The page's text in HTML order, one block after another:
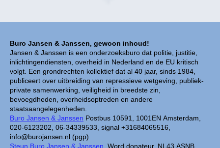
Buro Jansen & Janssen, gewoon inhoud!
Jansen & Janssen is een onderzoeksburo dat politie, justitie,
inlichtingendiensten, overheid in Nederland en de EU kritisch
volgt. Een grondrechten kollektief dat al 40 jaar, sinds 1984,
publiceert over uitbreiding van repressieve wetgeving, publiek-
private samenwerking, veiligheid in breedste zin,
bevoegdheden, overheidsoptreden en andere
staatsaangelegenheden.
Buro Jansen & Janssen Postbus 10591, 1001EN Amsterdam,
020-6123202, 06-34339533, signal +31684065516,
info@burojansen.nl (pgp)
Steun Buro Jansen & Janssen. Word donateur, NL43 ASNB